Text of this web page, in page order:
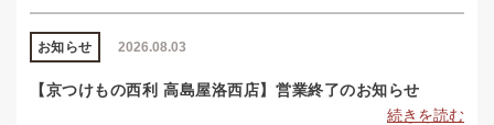
2026.08.03
お知らせ
【京つけもの西利 高島屋洛西店】営業終了のお知らせ
続きを読む